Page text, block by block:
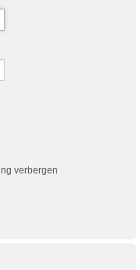
verbergen